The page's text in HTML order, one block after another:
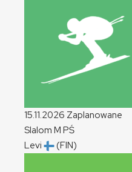
15.11.2026 Zaplanowane
Slalom M PŚ
Levi
(FIN)